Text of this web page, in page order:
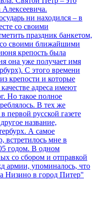
ни находился – в
со своими
праздник банкетом,
со своими ближайшими
крепость была
она уже получает имя
С этого времени
крепости и которые
адреса имеют
Но такое полное
В тех же
первой русской газете
название,
А самое
встретилось мне в
годом. В одном
со сбором и отправкой
армии, упоминалось, что
Низино в город Питер"